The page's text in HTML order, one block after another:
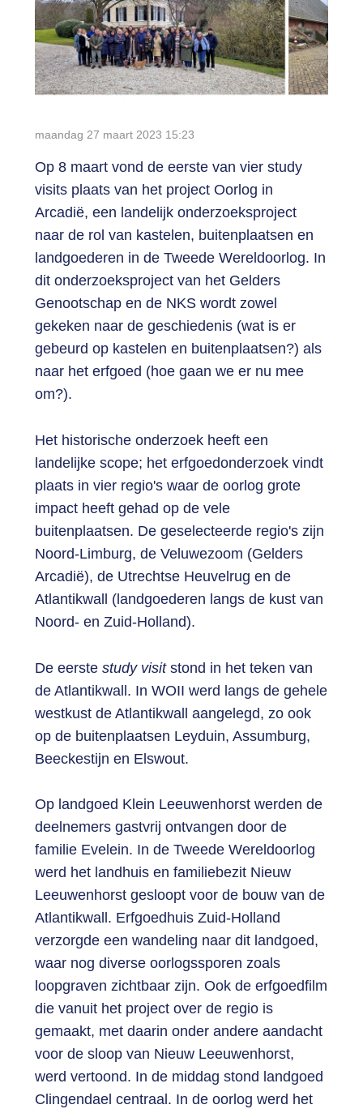
maandag 27 maart 2023 15:23
Op 8 maart vond de eerste van vier study
visits plaats van het project Oorlog in
Arcadië, een landelijk onderzoeksproject
naar de rol van kastelen, buitenplaatsen en
landgoederen in de Tweede Wereldoorlog. In
dit onderzoeksproject van het Gelders
Genootschap en de NKS wordt zowel
gekeken naar de geschiedenis (wat is er
gebeurd op kastelen en buitenplaatsen?) als
naar het erfgoed (hoe gaan we er nu mee
om?).
Het historische onderzoek heeft een
landelijke scope; het erfgoedonderzoek vindt
plaats in vier regio's waar de oorlog grote
impact heeft gehad op de vele
buitenplaatsen. De geselecteerde regio's zijn
Noord-Limburg, de Veluwezoom (Gelders
Arcadië), de Utrechtse Heuvelrug en de
Atlantikwall (landgoederen langs de kust van
Noord- en Zuid-Holland).
De eerste study visitstond in het teken van
de Atlantikwall. In WOII werd langs de gehele
westkust de Atlantikwall aangelegd, zo ook
op de buitenplaatsen Leyduin, Assumburg,
Beeckestijn en Elswout.
Op landgoed Klein Leeuwenhorst werden de
deelnemers gastvrij ontvangen door de
familie Evelein. In de Tweede Wereldoorlog
werd het landhuis en familiebezit Nieuw
Leeuwenhorst gesloopt voor de bouw van de
Atlantikwall. Erfgoedhuis Zuid-Holland
verzorgde een wandeling naar dit landgoed,
waar nog diverse oorlogssporen zoals
loopgraven zichtbaar zijn. Ook de erfgoedfilm
die vanuit het project over de regio is
gemaakt, met daarin onder andere aandacht
voor de sloop van Nieuw Leeuwenhorst,
werd vertoond. In de middag stond landgoed
Clingendael centraal. In de oorlog werd het
Login